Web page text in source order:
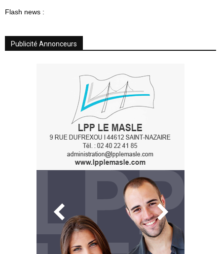
Flash news :
Publicité Annonceurs